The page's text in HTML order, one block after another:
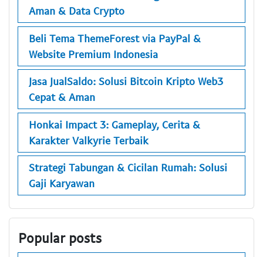
Aman & Data Crypto
Beli Tema ThemeForest via PayPal &
Website Premium Indonesia
Jasa JualSaldo: Solusi Bitcoin Kripto Web3
Cepat & Aman
Honkai Impact 3: Gameplay, Cerita &
Karakter Valkyrie Terbaik
Strategi Tabungan & Cicilan Rumah: Solusi
Gaji Karyawan
Popular posts